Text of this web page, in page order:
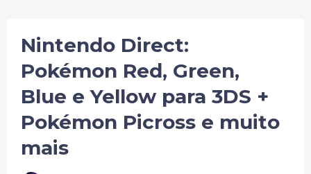
Nintendo Direct:
Pokémon Red, Green,
Blue e Yellow para 3DS +
Pokémon Picross e muito
mais